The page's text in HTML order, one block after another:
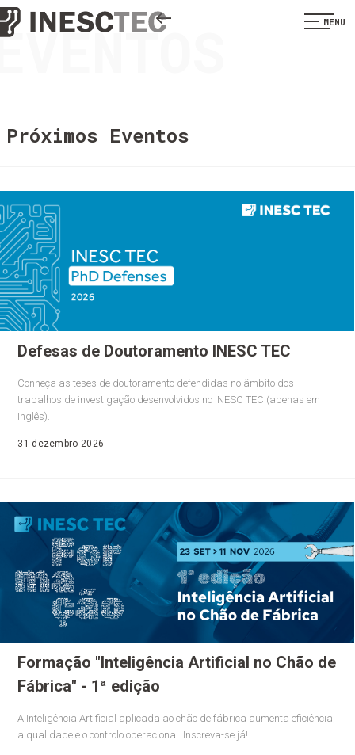
MENU
Próximos Eventos
Defesas de Doutoramento INESC TEC
Conheça as teses de doutoramento defendidas no âmbito dos
trabalhos de investigação desenvolvidos no INESC TEC (apenas em
Inglês).
31 dezembro 2026
Formação "Inteligência Artificial no Chão de
Fábrica" - 1ª edição
A Inteligência Artificial aplicada ao chão de fábrica aumenta eficiência,
a qualidade e o controlo operacional. Inscreva-se já!